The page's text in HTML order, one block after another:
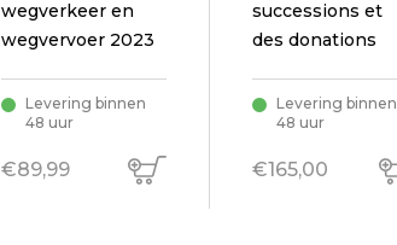
wegverkeer en
wegvervoer 2023
Vlaanderen
Levering binnen
48 uur
€89,99
successions et
des donations
Levering binnen
48 uur
€165,00